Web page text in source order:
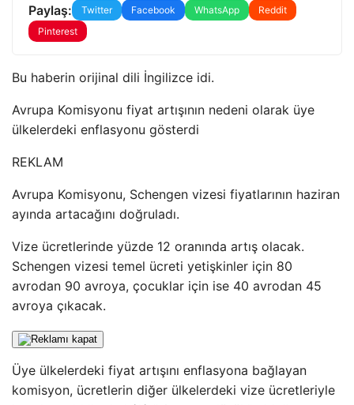
Paylaş: Twitter Facebook WhatsApp
Reddit
Pinterest
Bu haberin orijinal dili İngilizce idi.
Avrupa Komisyonu fiyat artışının nedeni olarak üye
ülkelerdeki enflasyonu gösterdi
REKLAM
Avrupa Komisyonu, Schengen vizesi fiyatlarının haziran
ayında artacağını doğruladı.
Vize ücretlerinde yüzde 12 oranında artış olacak.
Schengen vizesi temel ücreti yetişkinler için 80
avrodan 90 avroya, çocuklar için ise 40 avrodan 45
avroya çıkacak.
Üye ülkelerdeki fiyat artışını enflasyona bağlayan
komisyon, ücretlerin diğer ülkelerdeki vize ücretleriyle